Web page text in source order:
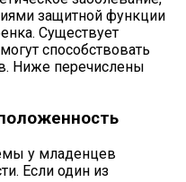
защитной функции
Существует
способствовать
Ниже перечислены
у младенцев
Если один из